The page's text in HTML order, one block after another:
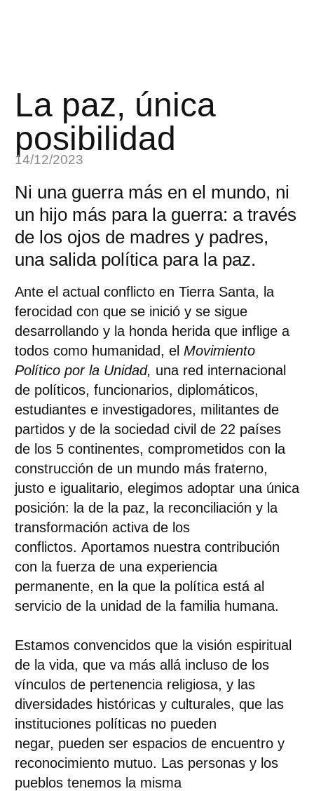
La paz, única
posibilidad
14/12/2023
Ni una guerra más en el mundo, ni
un hijo más para la guerra: a través
de los ojos de madres y padres,
una salida política para la paz.
Ante el actual conflicto en Tierra Santa, la
ferocidad con que se inició y se sigue
desarrollando y la honda herida que inflige a
todos como humanidad, el Movimiento
Político por la Unidad, una red internacional
de políticos, funcionarios, diplomáticos,
estudiantes e investigadores, militantes de
partidos y de la sociedad civil de 22 países
de los 5 continentes, comprometidos con la
construcción de un mundo más fraterno,
justo e igualitario, elegimos adoptar una única
posición: la de la paz, la reconciliación y la
transformación activa de los
conflictos. Aportamos nuestra contribución
con la fuerza de una experiencia
permanente, en la que la política está al
servicio de la unidad de la familia humana.
Estamos convencidos que la visión espiritual
de la vida, que va más allá incluso de los
vínculos de pertenencia religiosa, y las
diversidades históricas y culturales, que las
instituciones políticas no pueden
negar, pueden ser espacios de encuentro y
reconocimiento mutuo. Las personas y los
pueblos tenemos la misma